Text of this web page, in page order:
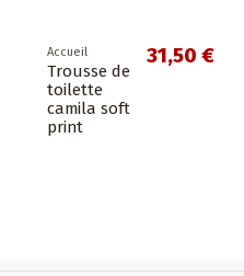
de
soft
31,50 €